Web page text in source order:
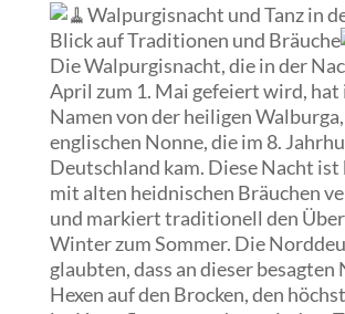
Walpurgisnacht und Tanz in
Blick auf Traditionen und Bräuche
DieWalpurgisnacht, die in der
April zum 1. Mai gefeiert wird, hat
Namen von der heiligen
englischen Nonne, die im 8.
Deutschland kam. Diese Nacht ist
mit alten heidnischen Bräuchen
und markiert traditionell den
Winter zum Sommer. Die
glaubten, dass an dieser besagten
Hexen auf den Brocken, den